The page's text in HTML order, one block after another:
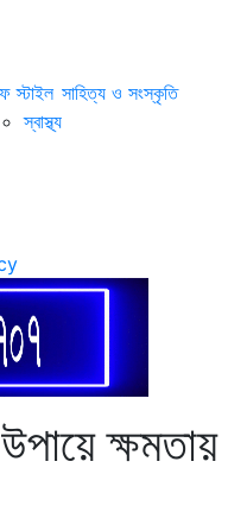
স্টাইল
স্বাস্থ্য
সাহিত্য ও সংস্কৃতি
ক্ষমতায়